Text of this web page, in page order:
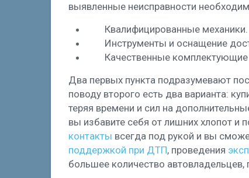
выявленные неисправности
Квалифицированные механики.
Инструменты и оснащение
Качественные комплектующие
Два первых пункта подразумевают
поводу второго есть два варианта:
теряя времени и сил на
вы избавите себя от лишних хлопот и
контакты всегда под рукой и вы
поддержкой при ДТП, проведения
большее количество